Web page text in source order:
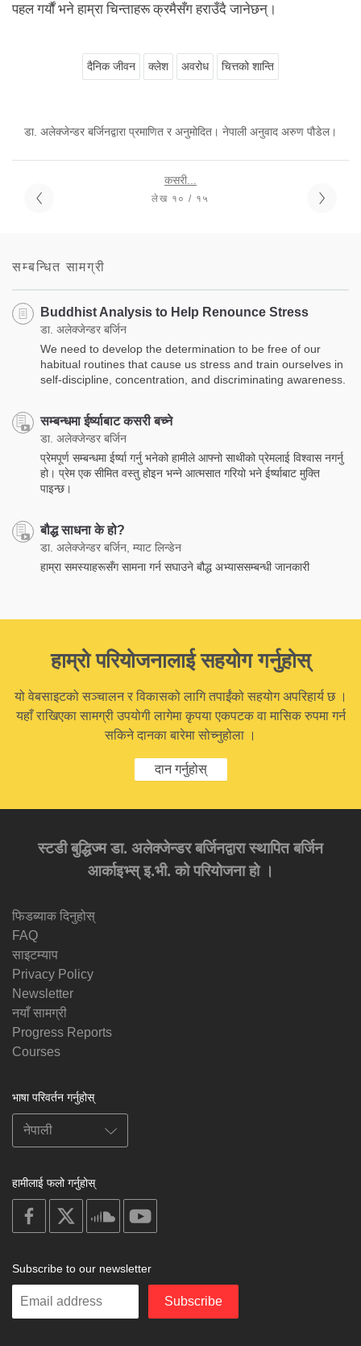
पहल गर्यौं भने हाम्रा चिन्ताहरू क्रमैसँग हराउँदै जानेछन्।
दैनिक जीवन क्लेश अवरोध चित्तको शान्ति
डा. अलेक्जेन्डर बर्जिनद्वारा प्रमाणित र अनुमोदित। नेपाली अनुवाद अरुण पौडेल।
कसरी...
लेख १० / १५
सम्बन्धित सामग्री
Buddhist Analysis to Help Renounce Stress
डा. अलेक्जेन्डर बर्जिन
We need to develop the determination to be free of our
habitual routines that cause us stress and train ourselves in
self-discipline, concentration, and discriminating awareness.
सम्बन्धमा ईर्ष्याबाट कसरी बच्ने
डा. अलेक्जेन्डर बर्जिन
प्रेमपूर्ण सम्बन्धमा ईर्ष्या गर्नु भनेको हामीले आफ्नो साथीको प्रेमलाई विश्वास नगर्नु
हो। प्रेम एक सीमित वस्तु होइन भन्ने आत्मसात गरियो भने ईर्ष्याबाट मुक्ति
पाइन्छ।
बौद्ध साधना के हो?
डा. अलेक्जेन्डर बर्जिन, म्याट लिन्डेन
हाम्रा समस्याहरूसँग सामना गर्न सघाउने बौद्ध अभ्याससम्बन्धी जानकारी
हाम्रो परियोजनालाई सहयोग गर्नुहोस्
यो वेबसाइटको सञ्चालन र विकासको लागि तपाईंको सहयोग अपरिहार्य छ ।
यहाँ राखिएका सामग्री उपयोगी लागेमा कृपया एकपटक वा मासिक रुपमा गर्न
सकिने दानका बारेमा सोच्नुहोला ।
दान गर्नुहोस्
स्टडी बुद्धिज्म डा. अलेक्जेन्डर बर्जिनद्वारा स्थापित बर्जिन
आर्काइभ्स् इ.भी. को परियोजना हो ।
फिडब्याक दिनुहोस्
FAQ
साइटम्याप
Privacy Policy
Newsletter
नयाँ सामग्री
Progress Reports
Courses
भाषा परिवर्तन गर्नुहोस्
हामीलाई फलो गर्नुहोस्
on
facebook
soundcloud
Subscribe to our newsletter
Enter
Subscribe